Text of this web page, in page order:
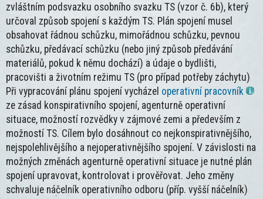
zvláštním podsvazku osobního svazku TS (vzor č. 6b), který
určoval způsob spojení s každým TS. Plán spojení musel
obsahovat řádnou schůzku, mimořádnou schůzku, pevnou
schůzku, předávací schůzku (nebo jiný způsob předávání
materiálů, pokud k němu dochází) a údaje o bydlišti,
pracovišti a životním režimu TS (pro případ potřeby záchytu)
Při vypracování plánu spojení vycházel operativní pracovník
ze zásad konspirativního spojení, agenturně operativní
situace, možností rozvědky v zájmové zemi a především z
možností TS. Cílem bylo dosáhnout co nejkonspirativnějšího,
nejspolehlivějšího a nejoperativnějšího spojení. V závislosti na
možných změnách agenturně operativní situace je nutné plán
spojení upravovat, kontrolovat i prověřovat. Jeho změny
schvaluje náčelník operativního odboru (příp. vyšší náčelník)